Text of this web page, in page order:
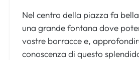
Nel centro della piazza fa
una grande fontana dove
vostre borracce e,
conoscenza di questo